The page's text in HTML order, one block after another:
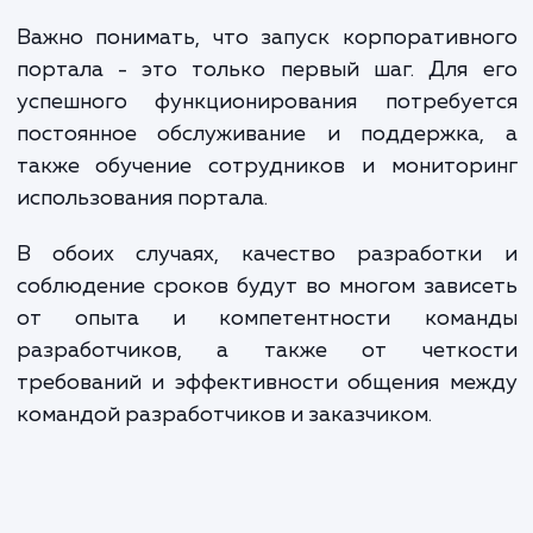
обеспечит максимальную эффективность ваших
Сколько времени
ждать?